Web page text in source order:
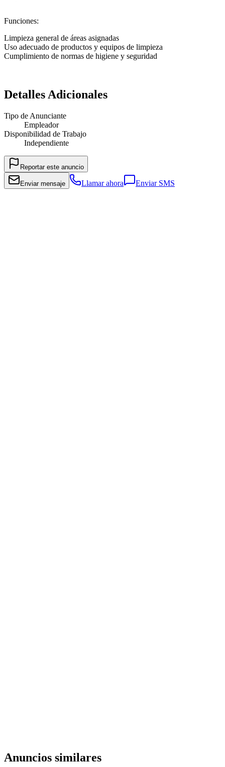
Funciones:
Limpieza general de áreas asignadas
Uso adecuado de productos y equipos de limpieza
Cumplimiento de normas de higiene y seguridad
Detalles Adicionales
Tipo de Anunciante
Empleador
Disponibilidad de Trabajo
Independiente
Reportar este anuncio
Enviar mensaje Llamar ahora Enviar SMS
Anuncios similares